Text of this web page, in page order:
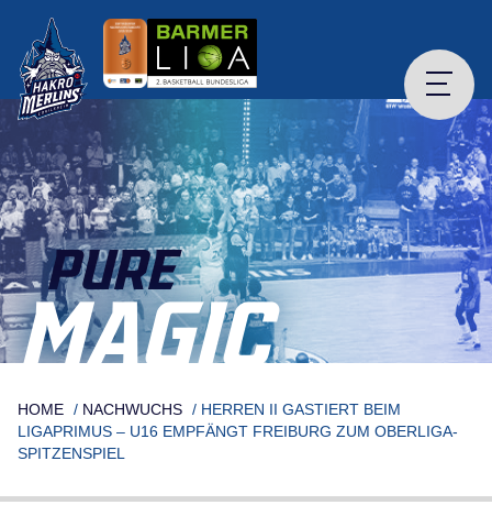
content
PURE
MAGIC
HOME / NACHWUCHS / HERREN II GASTIERT BEIM
LIGAPRIMUS – U16 EMPFÄNGT FREIBURG ZUM OBERLIGA-
SPITZENSPIEL